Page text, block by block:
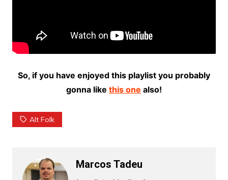
So, if you have enjoyed this playlist you probably
gonna like this one also!
Alt Folk
Marcos Tadeu